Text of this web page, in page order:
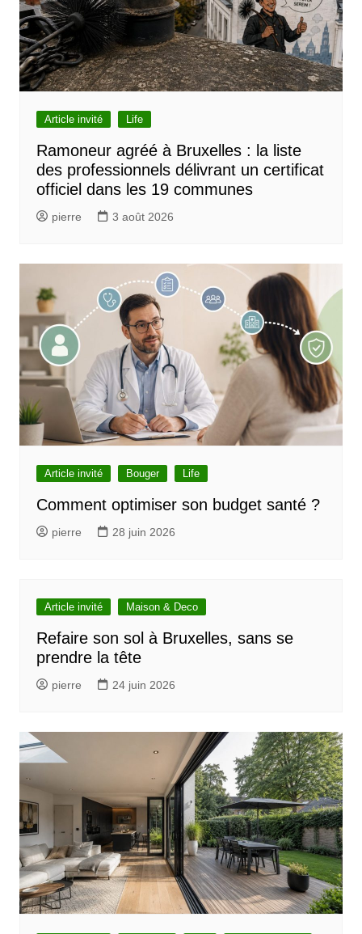
Article invité Life
Ramoneur agréé à Bruxelles : la liste
des professionnels délivrant un certificat
officiel dans les 19 communes
pierre 3 août 2026
Article invité Bouger Life
Comment optimiser son budget santé ?
pierre 28 juin 2026
Article invité Maison & Deco
Refaire son sol à Bruxelles, sans se
prendre la tête
pierre 24 juin 2026